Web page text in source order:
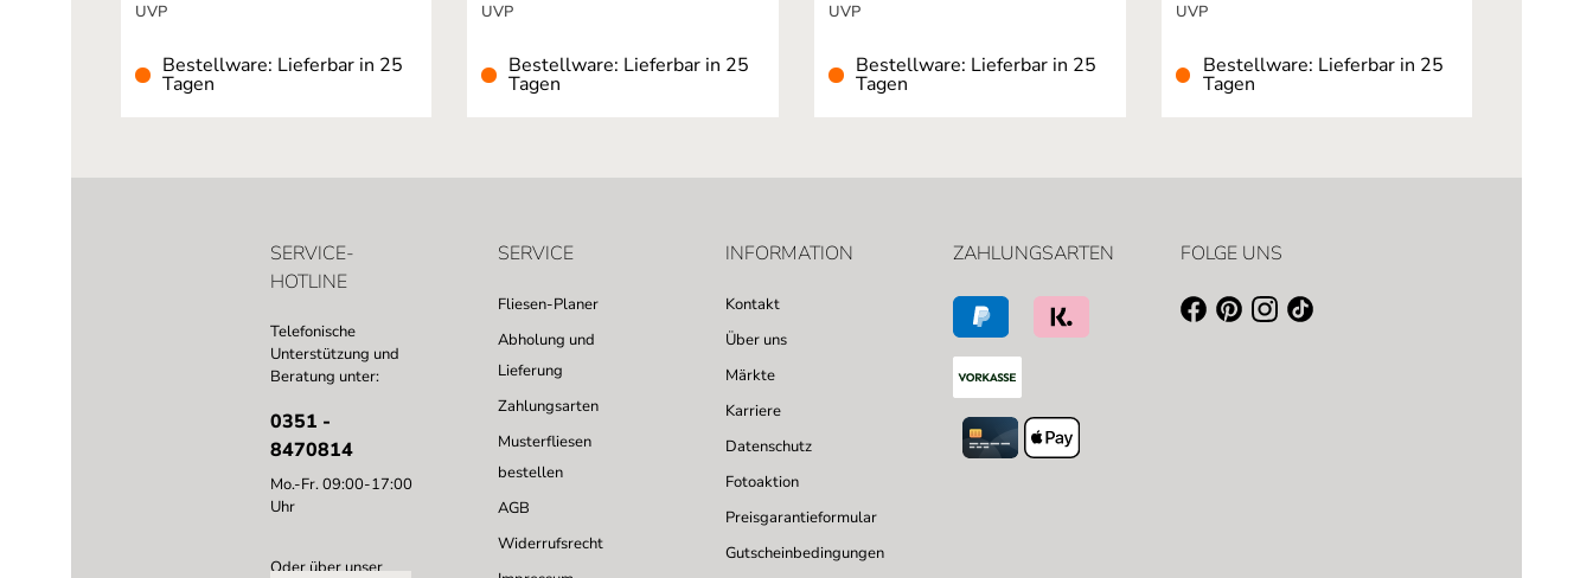
UVP
Bestellware: Lieferbar in 25
Tagen
UVP
Bestellware: Lieferbar in 25
Tagen
UVP
Bestellware: Lieferbar in 25
Tagen
UVP
Bestellware: Lieferbar in 25
Tagen
SERVICE-
HOTLINE
Telefonische
Unterstützung und
Beratung unter:
0351 -
8470814
Mo.-Fr. 09:00-17:00
Uhr
Oder über unser
SERVICE
Fliesen-Planer
Abholung und
Lieferung
Zahlungsarten
Musterfliesen
bestellen
AGB
Widerrufsrecht
INFORMATION
Kontakt
Über uns
Märkte
Karriere
Datenschutz
Fotoaktion
Preisgarantieformular
Gutscheinbedingungen
ZAHLUNGSARTEN FOLGE UNS